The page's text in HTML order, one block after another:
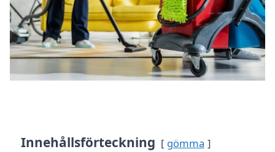
Innehållsförteckning gömma